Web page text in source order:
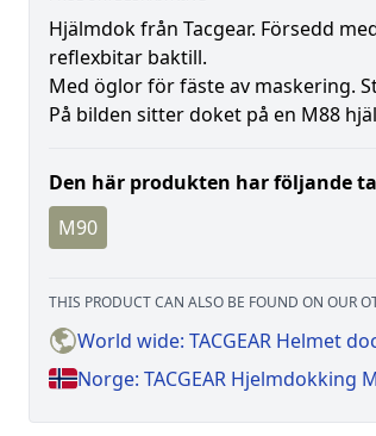
Hjälmdok från Tacgear. Försedd
reflexbitar baktill.
Med öglor för fäste av maskering.
På bilden sitter doket på en M88
Den här produkten har följande
M90
THIS PRODUCT CAN ALSO BE FOUND ON OUR
World wide: TACGEAR Helmet
Norge: TACGEAR Hjelmdokking